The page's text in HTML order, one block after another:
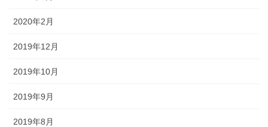
2020年2月
2019年12月
2019年10月
2019年9月
2019年8月